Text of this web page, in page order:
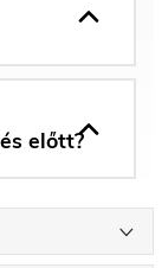
előtt?